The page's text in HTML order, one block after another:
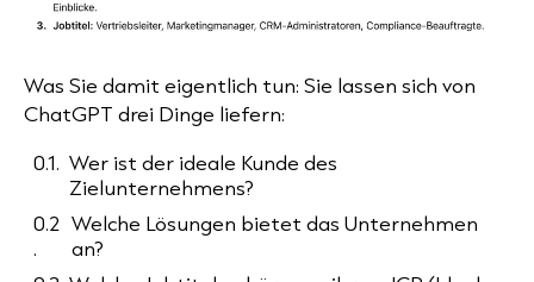
Was Sie damit eigentlich tun: Sie lassen sich von
ChatGPT drei Dinge liefern:
Wer ist der ideale Kunde des
Zielunternehmens?
Welche Lösungen bietet das Unternehmen
an?